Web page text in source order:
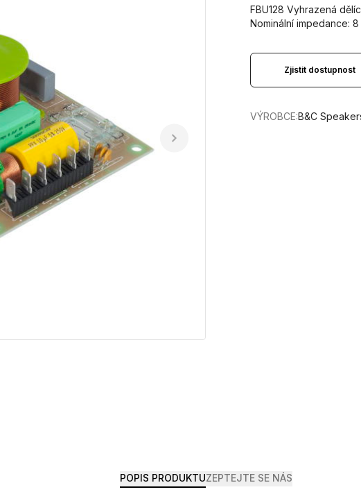
FBU128 Vyhrazená
Nominální impedance:
Zjistit dostupnost
VÝROBCE:B&C
POPIS PRODUKTUZEPTEJTE SE NÁS